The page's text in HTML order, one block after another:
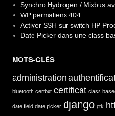
Synchro Hydrogen / Mixbus
WP permaliens 404
Activer SSH sur switch HP
Date Picker dans une class
MOTS-CLÉS
administration
bluetooth certbot certificat class
date field date picker django gtk